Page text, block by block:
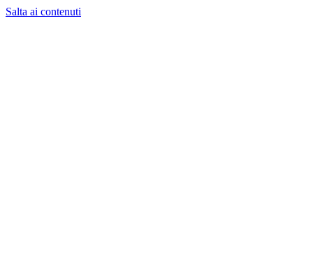
Salta ai contenuti